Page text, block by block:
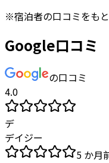
※宿泊者の口コミをも
Google口コミ
の口コミ
4.0
デ
デイジー
5 か月